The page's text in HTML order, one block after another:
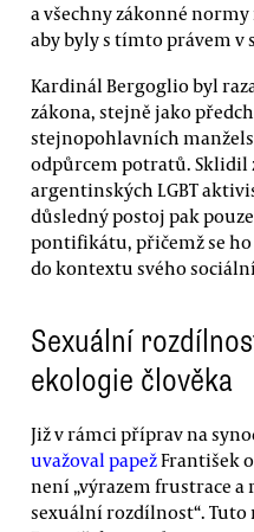
a všechny zákonné
aby byly s tímto právem v
Kardinál Bergoglio byl
zákona, stejně jako
stejnopohlavních
odpůrcem potratů. Sklidil
argentinských LGBT
důsledný postoj pak
pontifikátu, přičemž se
do kontextu svého
Sexuální
ekologie člověka
Již v rámci příprav na
uvažoval papežFrantišek
není „výrazem frustrace a
sexuální rozdílnost“.